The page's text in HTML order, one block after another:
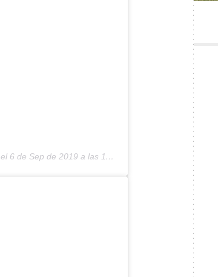
el 6 de Sep de 2019 a las 11:23 PDT